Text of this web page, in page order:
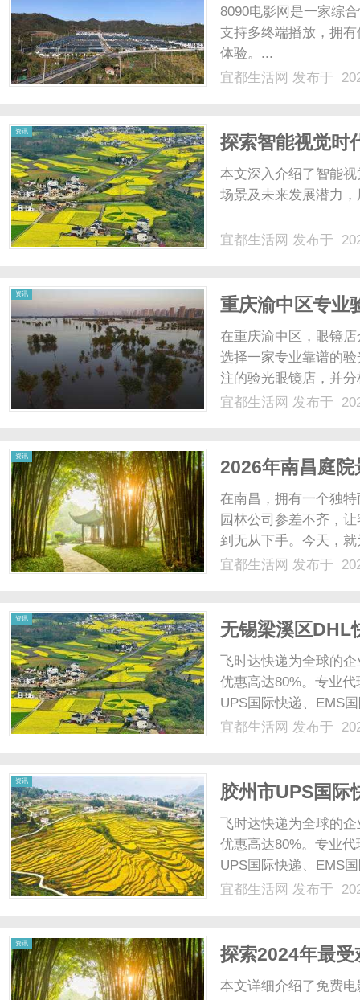
8090电影网是一家综
支持多终端播放，拥
体验。...
宜都生活网 发布于
资讯
探索智能视觉时
展望
本文深入介绍了智能
场景及未来发展潜力
宜都生活网 发布于
资讯
重庆渝中区专业
头好？
在重庆渝中区，眼镜
选择一家专业靠谱的
注的验光眼镜店，并
视美视光中心专业服
宜都生活网 发布于
资讯
2026年南昌庭
出新高度！
在南昌，拥有一个独
园林公司参差不齐，
到无从下手。今天，
林有限公司，它能为
宜都生活网 发布于
资讯
无锡梁溪区DHL
小白指导
飞时达快递为全球的
优惠高达80%。专业
UPS国际快递、EMS
业务。无锡梁溪区作
宜都生活网 发布于
资讯
胶州市UPS国际
乱一键分析
飞时达快递为全球的
优惠高达80%。专业
UPS国际快递、EMS
业务。胶州市UPS国
宜都生活网 发布于
资讯
探索2024年最
本文详细介绍了免费